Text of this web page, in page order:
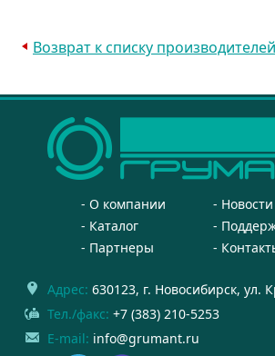
Возврат к списку производителей
О компании
Новости
Каталог
Партнеры
Адрес: 630123, г. Новосибирск, ул.
Тел./факс: +7 (383) 210-5253
E-mail: info@grumant.ru